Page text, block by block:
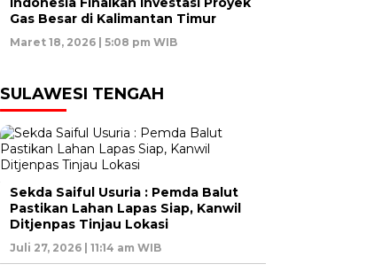
Gas Besar di Kalimantan Timur
Maret 18, 2026 | 5:08 pm WIB
SULAWESI TENGAH
Sekda Saiful Usuria : Pemda Balut
Pastikan Lahan Lapas Siap, Kanwil
Ditjenpas Tinjau Lokasi
Juli 27, 2026 | 11:14 am WIB